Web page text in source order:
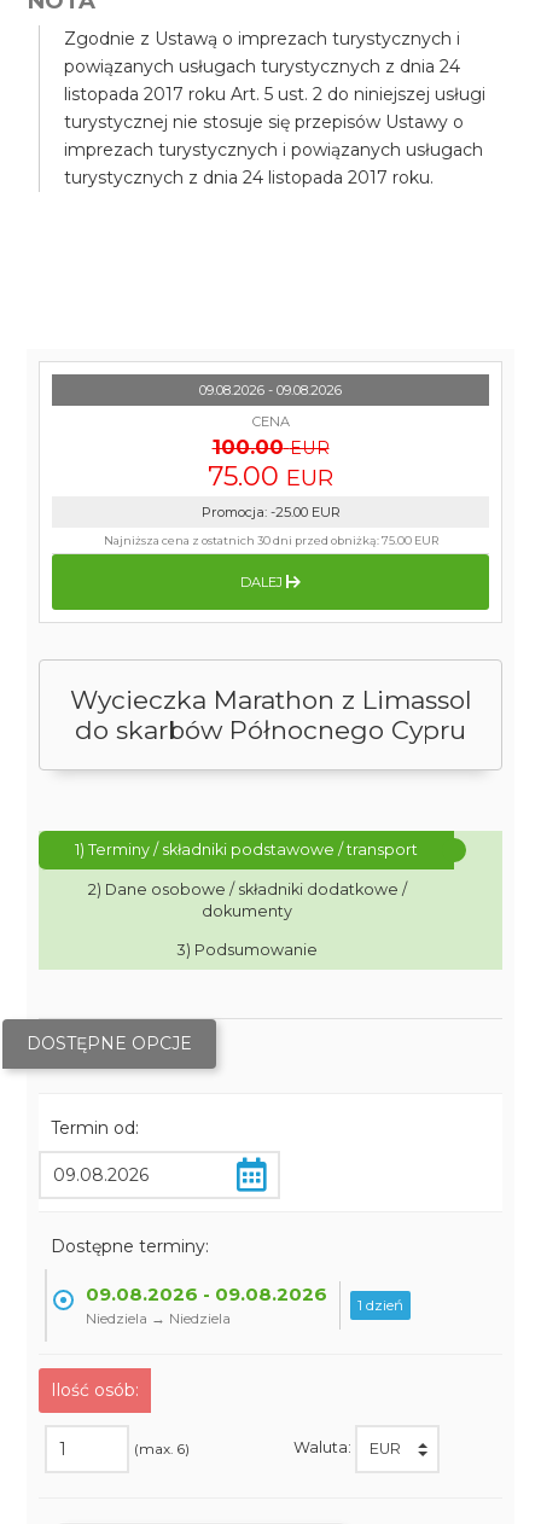
Zgodnie z Ustawą o imprezach turystycznych i
powiązanych usługach turystycznych z dnia 24
listopada 2017 roku Art. 5 ust. 2 do niniejszej usługi
turystycznej nie stosuje się przepisów Ustawy o
imprezach turystycznych i powiązanych usługach
turystycznych z dnia 24 listopada 2017 roku.
Wycieczka Marathon z Limassol
do skarbów Północnego Cypru
1) Terminy / składniki podstawowe / transport
2) Dane osobowe / składniki dodatkowe /
dokumenty
3) Podsumowanie
DOSTĘPNE OPCJE
Termin od:
Dostępne terminy:
09.08.2026 - 09.08.2026
Niedziela → Niedziela
1 dzień
Ilość osób:
(max. 6) Waluta:
09.08.2026 - 09.08.2026
CENA
100.00 EUR
75.00 EUR
Promocja: -25.00 EUR
Najniższa cena z ostatnich 30 dni przed obniżką:75.00 EUR
DALEJ